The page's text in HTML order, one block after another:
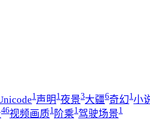
1声明 1夜景3大疆6奇幻1小
46视频画质1 阶乘1驾驶场景1